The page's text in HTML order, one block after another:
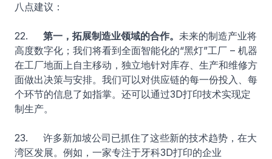
八点建议：
22. 第一，拓展制造业领域的合作。 未来的制造产业将
高度数字化；我们将看到全面智能化的“黑灯”工厂 – 机器
在工厂地面上自主移动，独立地针对库存、生产和维修方
面做出决策与安排。我们可以对供应链的每一份投入、每
个环节的信息了如指掌。还可以通过3D打印技术实现定
制生产。
23. 许多新加坡公司已抓住了这些新的技术趋势，在大
湾区发展。例如，一家专注于牙科3D打印的企业